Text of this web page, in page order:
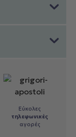
Εύκολες
τηλεφωνικές
αγορές